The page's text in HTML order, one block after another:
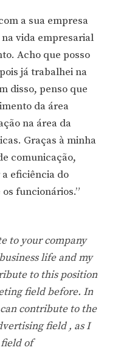
a sua empresa
vida empresarial
Acho que posso
já trabalhei na
disso, penso que
da área
na área da
Graças à minha
comunicação,
eficiência do
funcionários.”
to your company
life and my
to this position
field before. In
contribute to the
field , as I
of